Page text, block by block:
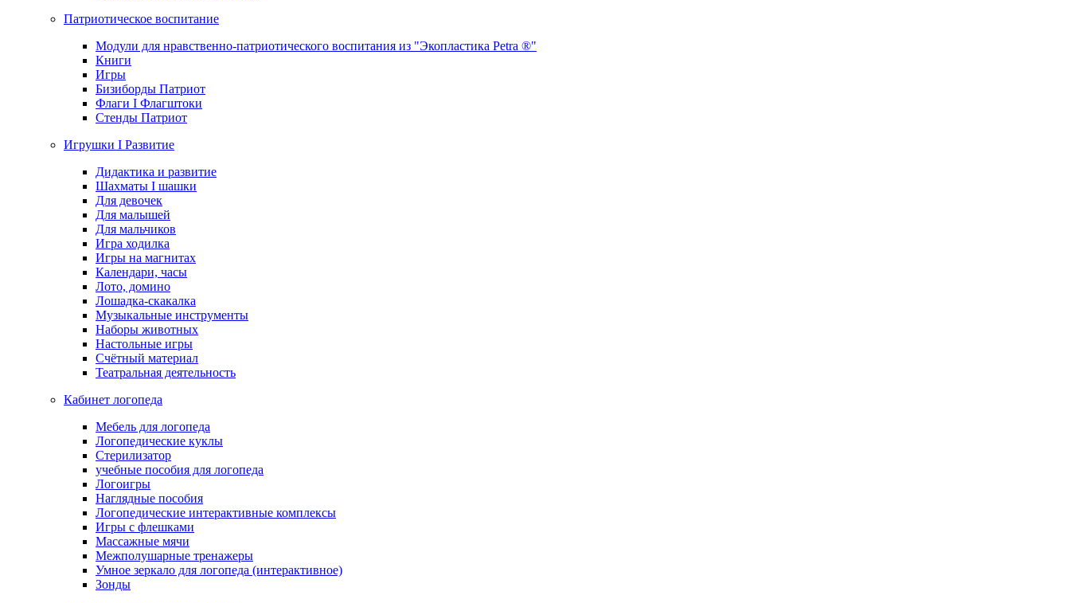
Патриотическое воспитание
Модули для нравственно-патриотического воспитания из "Экопластика Petra ®"
Книги
Игры
Бизиборды Патриот
Флаги I Флагштоки
Стенды Патриот
Игрушки I Развитие
Дидактика и развитие
Шахматы I шашки
Для девочек
Для малышей
Для мальчиков
Игра ходилка
Игры на магнитах
Календари, часы
Лото, домино
Лошадка-скакалка
Музыкальные инструменты
Наборы животных
Настольные игры
Счётный материал
Театральная деятельность
Кабинет логопеда
Мебель для логопеда
Логопедические куклы
Стерилизатор
учебные пособия для логопеда
Логоигры
Наглядные пособия
Логопедические интерактивные комплексы
Игры с флешками
Массажные мячи
Межполушарные тренажеры
Умное зеркало для логопеда (интерактивное)
Зонды